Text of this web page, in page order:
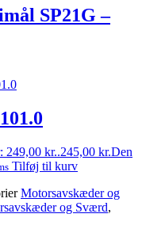
SP21G –
249,00 kr..245,00 kr.Den
Tilføj til kurv
Motorsavskæder og
og Sværd,